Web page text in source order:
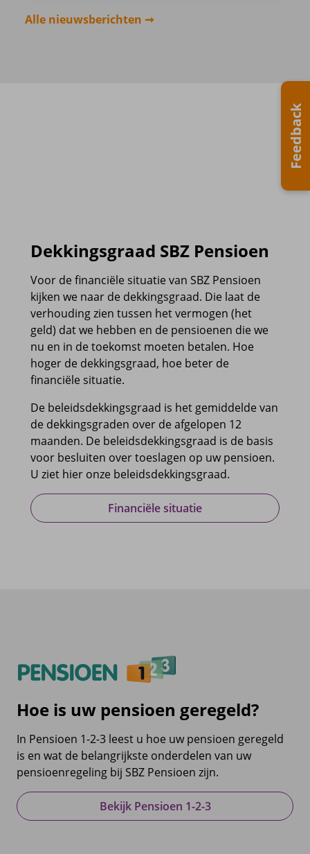
Alle nieuwsberichten
Dekkingsgraad SBZ Pensioen
Voor de financiële situatie van SBZ Pensioen
kijken we naar de dekkingsgraad. Die laat de
verhouding zien tussen het vermogen (het
geld) dat we hebben en de pensioenen die we
nu en in de toekomst moeten betalen. Hoe
hoger de dekkingsgraad, hoe beter de
financiële situatie.
De beleidsdekkingsgraad is het gemiddelde van
de dekkingsgraden over de afgelopen 12
maanden. De beleidsdekkingsgraad is de basis
voor besluiten over toeslagen op uw pensioen.
U ziet hier onze beleidsdekkingsgraad.
Financiële situatie
Hoe is uw pensioen geregeld?
In Pensioen 1-2-3 leest u hoe uw pensioen geregeld
is en wat de belangrijkste onderdelen van uw
pensioenregeling bij SBZ Pensioen zijn.
Bekijk Pensioen 1-2-3
Feedback